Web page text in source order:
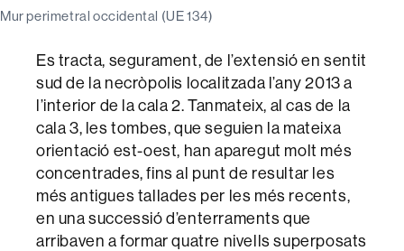
Mur perimetral occidental (UE 134)
Es tracta, segurament, de l’extensió en sentit
sud de la necròpolis localitzada l’any 2013 a
l’interior de la cala 2. Tanmateix, al cas de la
cala 3, les tombes, que seguien la mateixa
orientació est-oest, han aparegut molt més
concentrades, fins al punt de resultar les
més antigues tallades per les més recents,
en una successió d’enterraments que
arribaven a formar quatre nivells superposats